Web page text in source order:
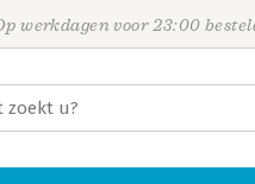
werkdagen voor 23:00